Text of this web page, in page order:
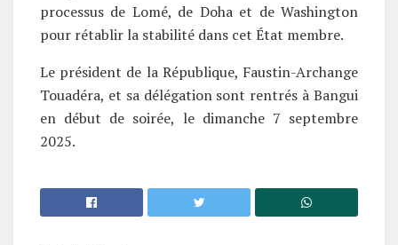
processus de Lomé, de Doha et de Washington
pour rétablir la stabilité dans cet État membre.
Le président de la République, Faustin-Archange
Touadéra, et sa délégation sont rentrés à Bangui
en début de soirée, le dimanche 7 septembre
2025.